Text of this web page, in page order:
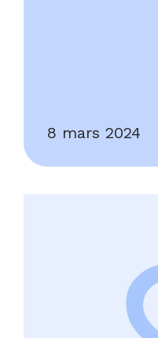
8 mars 2024